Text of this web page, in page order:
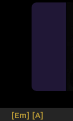
[Em] [A]